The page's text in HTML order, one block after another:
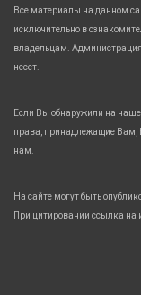
Все материалы на данном
исключительно в
владельцам. Администрация
несет.
Если Вы обнаружили на
права, принадлежащие Вам,
нам.
На сайте могут быть
При цитировании ссылка на